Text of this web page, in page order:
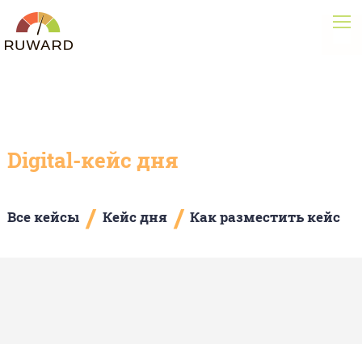
Digital-кейс дня
Все кейсы / Кейс дня / Как разместить кейс